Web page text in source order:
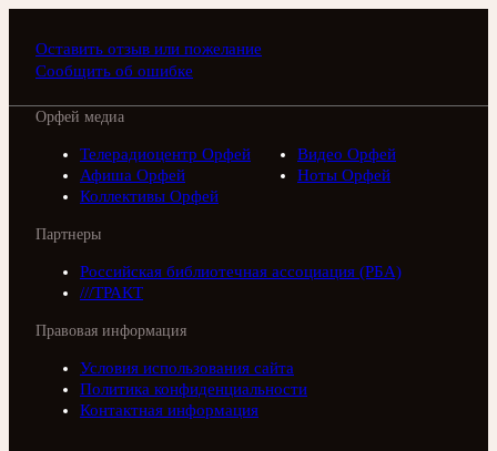
Оставить отзыв или пожелание
Сообщить об ошибке
Орфей медиа
Телерадиоцентр Орфей
Видео Орфей
Афиша Орфей
Ноты Орфей
Коллективы Орфей
Партнеры
Российская библиотечная ассоциация (РБА)
///ТРАКТ
Правовая информация
Условия использования сайта
Политика конфиденциальности
Контактная информация